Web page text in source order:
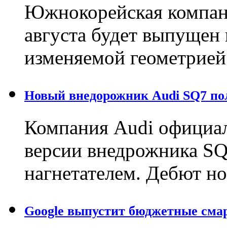
Южнокорейская
августа будет
изменяемой
Новый внедорожник Audi SQ7
Компания Audi
версии внедрожника
нагнетателем. Дебют
Google выпустит бюджетные